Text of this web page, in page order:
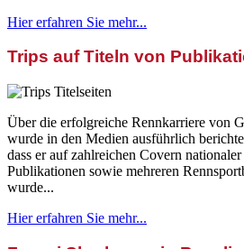
Hier erfahren Sie mehr...
Trips auf Titeln von
Über die erfolgreiche Rennkarriere von
wurde in den Medien ausführlich
dass er auf zahlreichen Covern
Publikationen sowie mehreren
wurde...
Hier erfahren Sie mehr...